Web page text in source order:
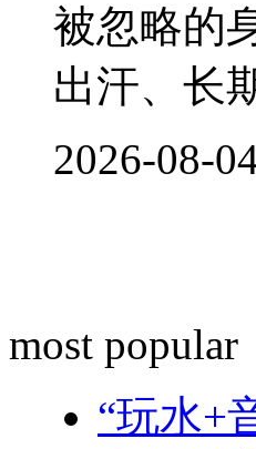
被忽略的
出汗、长
2026-08-
most popular
“玩水+